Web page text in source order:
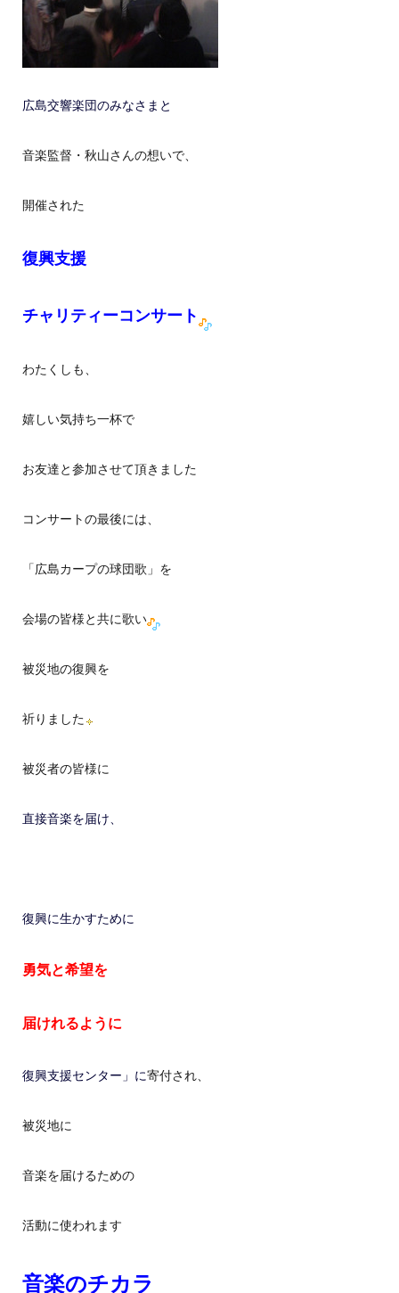
広島交響楽団のみなさまと
音楽監督・秋山さんの想いで、
開催された
復興支援
チャリティーコンサート
わたくしも、
嬉しい気持ち一杯で
お友達と参加させて頂きました
コンサートの最後には、
「広島カープの球団歌」を
会場の皆様と共に歌い
被災地の復興を
祈りました
被災者の皆様に
直接音楽を届け、
復興に生かすために
勇気と希望を
届けれるように
復興支援センター」に寄付され、
被災地に
音楽を届けるための
活動に使われます
音楽のチカラ